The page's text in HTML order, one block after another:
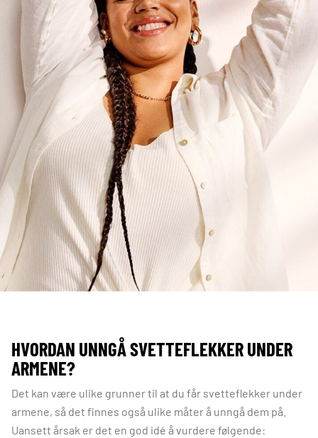
HVORDAN UNNGÅ SVETTEFLEKKER UNDER
ARMENE?
Det kan være ulike grunner til at du får svetteflekker under
armene, så det finnes også ulike måter å unngå dem på.
Uansett årsak er det en god idé å vurdere følgende: